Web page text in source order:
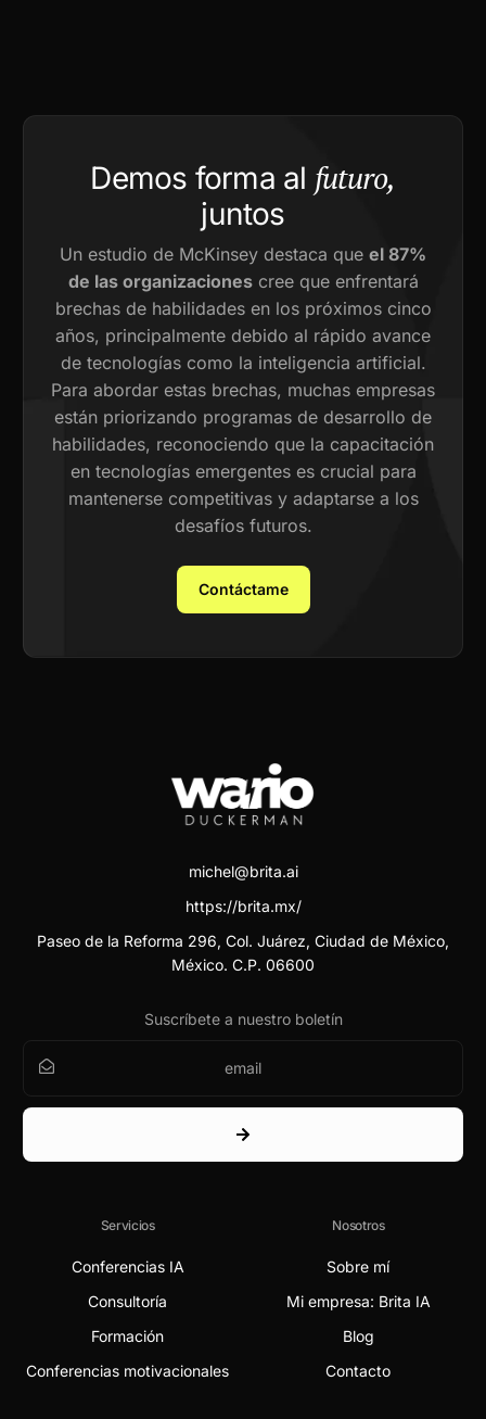
Demos forma al futuro,
juntos
Un estudio de McKinsey destaca que el 87%
de las organizacionescree que enfrentará
brechas de habilidades en los próximos cinco
años, principalmente debido al rápido avance
de tecnologías como la inteligencia artificial.
Para abordar estas brechas, muchas empresas
están priorizando programas de desarrollo de
habilidades, reconociendo que la capacitación
en tecnologías emergentes es crucial para
mantenerse competitivas y adaptarse a los
desafíos futuros.
Contáctame
michel@brita.ai
https://brita.mx/
Paseo de la Reforma 296, Col. Juárez, Ciudad de México,
México. C.P. 06600
Suscríbete a nuestro boletín
Servicios
Conferencias IA
Consultoría
Formación
Conferencias motivacionales
Nosotros
Sobre mí
Mi empresa: Brita IA
Blog
Contacto